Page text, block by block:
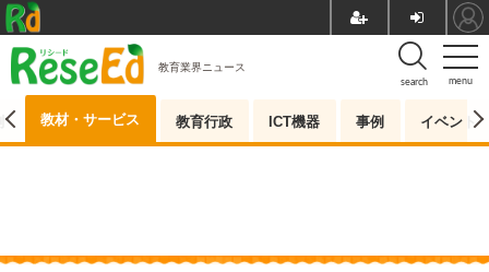
menu
search
教育業界ニュース
教材・サービス 教育行政 ICT機器 事例 イベント